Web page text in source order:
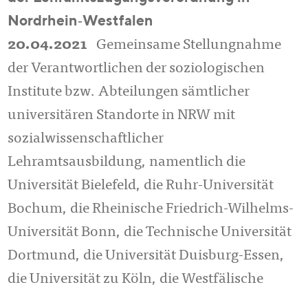
Nordrhein‐Westfalen
20.04.2021
Gemeinsame Stellungnahme
der Verantwortlichen der soziologischen
Institute bzw. Abteilungen sämtlicher
universitären Standorte in NRW mit
sozialwissenschaftlicher
Lehramtsausbildung, namentlich die
Universität Bielefeld, die Ruhr-Universität
Bochum, die Rheinische Friedrich-Wilhelms-
Universität Bonn, die Technische Universität
Dortmund, die Universität Duisburg-Essen,
die Universität zu Köln, die Westfälische